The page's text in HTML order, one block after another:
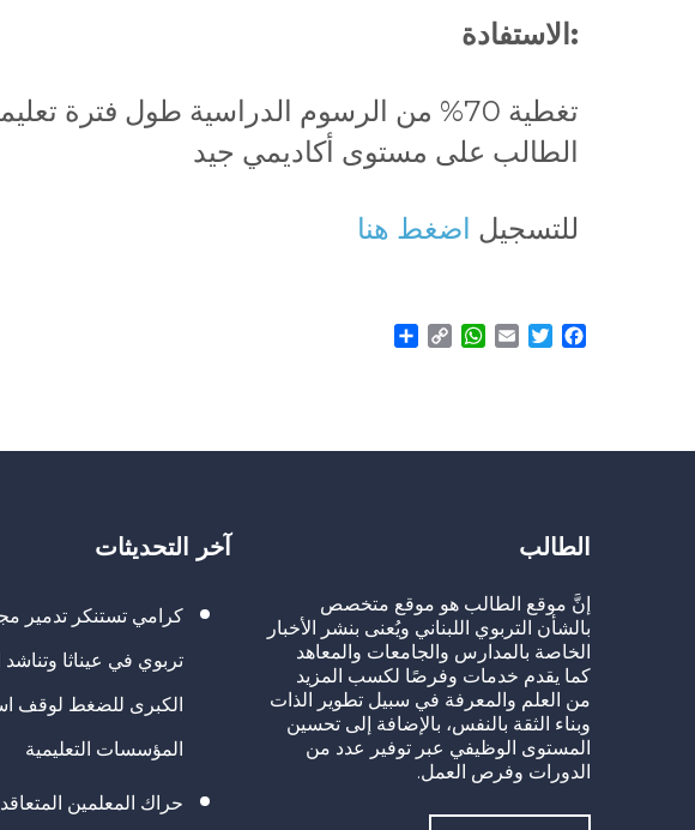
:الاستفادة
تغطية 70% من الرسوم الدراسية طول
الطالب على مستوى أكاديمي جيد
للتسجيل اضغط هنا
Facebook
Twitter
Email
WhatsApp
Copy
الطالب
إنَّ موقع الطالب هو موقع متخصص
بالشأن التربوي اللبناني ويُعنى بنشر الأخبار
الخاصة بالمدارس والجامعات والمعاهد
كما يقدم خدمات وفرصًا لكسب المزيد
من العلم والمعرفة في سبيل تطوير الذات
وبناء الثقة بالنفس، بالإضافة إلى تحسين
المستوى الوظيفي عبر توفير عدد من
الدورات وفرص العمل.
آخر التحديثات
كرامي تستنكر تدمير
تربوي في عيناثا وتناشد
الكبرى للضغط لوقف
المؤسسات التعليمية
حراك المعلمين